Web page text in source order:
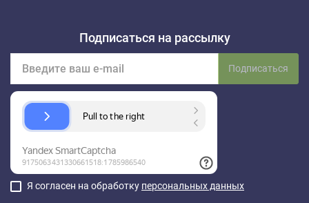
Подписаться на рассылку
Подписаться
Я согласен на обработку персональных данных